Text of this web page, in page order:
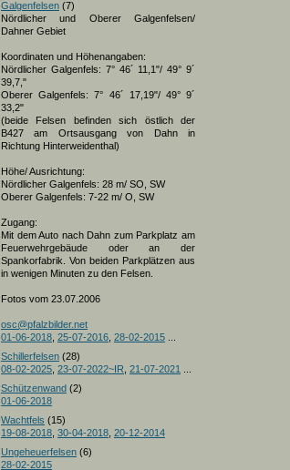
Galgenfelsen (7)
Nördlicher und Oberer Galgenfelsen/
Dahner Gebiet
Koordinaten und Höhenangaben:
Nördlicher Galgenfels: 7° 46´ 11,1"/ 49° 9´
39,7,"
Oberer Galgenfels: 7° 46´ 17,19"/ 49° 9´
33,2"
(beide Felsen befinden sich östlich der
B427 am Ortsausgang von Dahn in
Richtung Hinterweidenthal)
Höhe/ Ausrichtung:
Nördlicher Galgenfels: 28 m/ SO, SW
Oberer Galgenfels: 7-22 m/ O, SW
Zugang:
Mit dem Auto nach Dahn zum Parkplatz am
Feuerwehrgebäude oder an der
Spankorfabrik. Von beiden Parkplätzen aus
in wenigen Minuten zu den Felsen.
Fotos vom 23.07.2006
osc@pfalzbilder.net
01-06-2018 25-07-2016 28-02-2015
Schillerfelsen (28)
08-02-2025 23-07-2022~IR 21-07-2021
Schützenwand (2)
01-06-2018
Wachtfels (15)
19-08-2018 30-04-2018 20-12-2014
Ungeheuerfelsen (6)
28-02-2015